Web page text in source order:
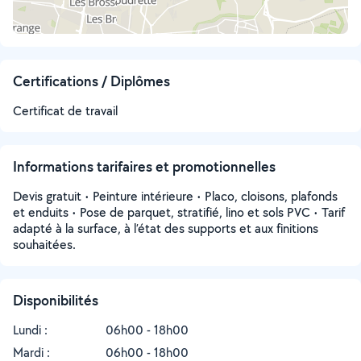
Certifications / Diplômes
Certificat de travail
Informations tarifaires et promotionnelles
Devis gratuit • Peinture intérieure • Placo, cloisons, plafonds
et enduits • Pose de parquet, stratifié, lino et sols PVC • Tarif
adapté à la surface, à l’état des supports et aux finitions
souhaitées.
Disponibilités
Lundi :
06h00 - 18h00
Mardi :
06h00 - 18h00